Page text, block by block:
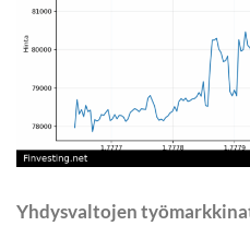
Yhdysvaltojen